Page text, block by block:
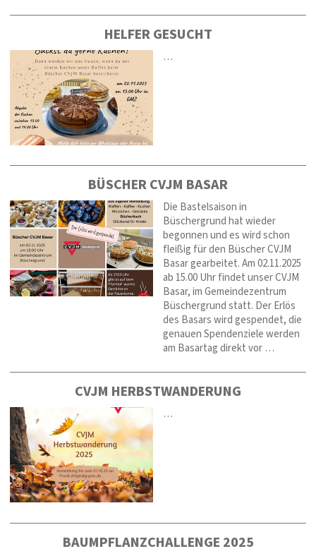
HELFER GESUCHT
…
BÜSCHER CVJM BASAR
Die Bastelsaison in
Büschergrund hat wieder
begonnen und es wird schon
fleißig für den Büscher CVJM
Basar gearbeitet. Am 02.11.2025
ab 15.00 Uhr findet unser CVJM
Basar, im Gemeindezentrum
Büschergrund statt. Der Erlös
des Basars wird gespendet, die
genauen Spendenziele werden
am Basartag direkt vor …
CVJM HERBSTWANDERUNG
…
BAUMPFLANZCHALLENGE 2025